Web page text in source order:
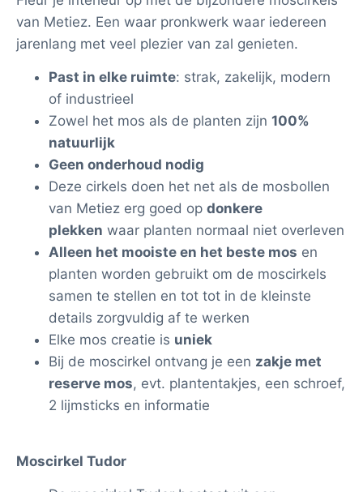
van Metiez. Een waar pronkwerk waar iedereen
jarenlang met veel plezier van zal genieten.
Past in elke ruimte: strak, zakelijk, modern
of industrieel
Zowel het mos als de planten zijn 100%
natuurlijk
Geen onderhoud nodig
Deze cirkels doen het net als de mosbollen
van Metiez erg goed op donkere
plekken waar planten normaal niet overleven
Alleen het mooiste en het beste mos en
planten worden gebruikt om de moscirkels
samen te stellen en tot tot in de kleinste
details zorgvuldig af te werken
Elke mos creatie is uniek
Bij de moscirkel ontvang je een zakje met
reserve mos, evt. plantentakjes, een schroef,
2 lijmsticks en informatie
Moscirkel Tudor